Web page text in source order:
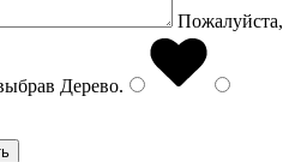
Пожалуйста,
Дерево.